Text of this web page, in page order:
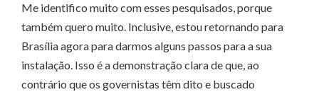
Me identifico muito com esses pesquisados, porque
também quero muito. Inclusive, estou retornando para
Brasília agora para darmos alguns passos para a sua
instalação. Isso é a demonstração clara de que, ao
contrário que os governistas têm dito e buscado